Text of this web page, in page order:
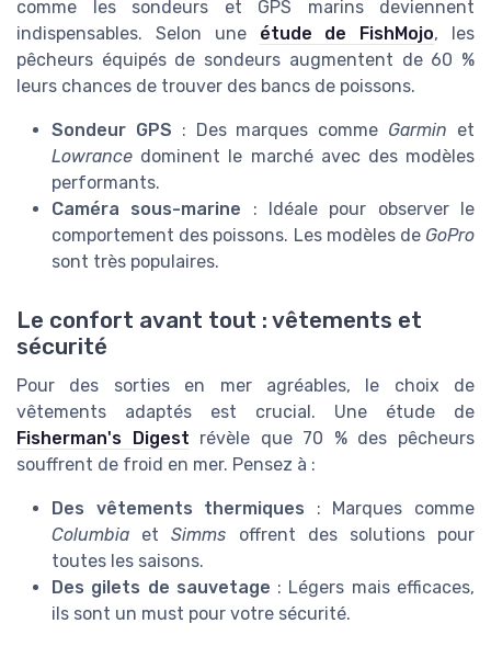
comme les sondeurs et GPS marins deviennent
indispensables. Selon une étude de FishMojo, les
pêcheurs équipés de sondeurs augmentent de 60 %
leurs chances de trouver des bancs de poissons.
Sondeur GPS : Des marques comme Garmin et
Lowrance dominent le marché avec des modèles
performants.
Caméra sous-marine : Idéale pour observer le
comportement des poissons. Les modèles de GoPro
sont très populaires.
Le confort avant tout : vêtements et
sécurité
Pour des sorties en mer agréables, le choix de
vêtements adaptés est crucial. Une étude de
Fisherman's Digest révèle que 70 % des pêcheurs
souffrent de froid en mer. Pensez à :
Des vêtements thermiques : Marques comme
Columbia etSimms offrent des solutions pour
toutes les saisons.
Des gilets de sauvetage : Légers mais efficaces,
ils sont un must pour votre sécurité.